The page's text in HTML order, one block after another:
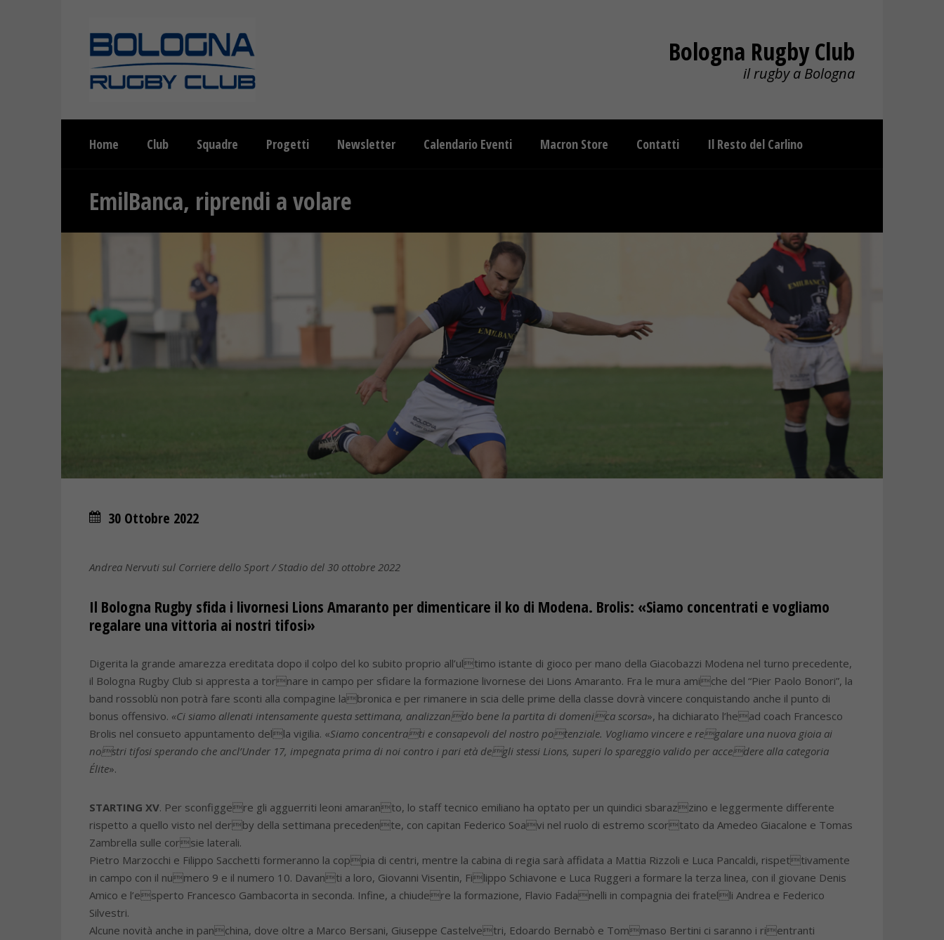
Bologna Rugby Club
il rugby a Bologna
Home Club Squadre Progetti Newsletter Calendario Eventi Macron Store Contatti Il Resto del Carlino
EmilBanca, riprendi a volare
30 Ottobre 2022
Andrea Nervuti sul Corriere dello Sport / Stadio del 30 ottobre 2022
Il Bologna Rugby sfida i livornesi Lions Amaranto per dimenticare il ko di Modena. Brolis: «Siamo concentrati e vogliamo
regalare una vittoria ai nostri tifosi»
Digerita la grande amarezza ereditata dopo il colpo del ko subito proprio all’ultimo istante di gioco per mano della Giacobazzi Modena nel turno precedente,
il Bologna Rugby Club si appresta a tornare in campo per sfidare la formazione livornese dei Lions Amaranto. Fra le mura amiche del “Pier Paolo Bonori”, la
band rossoblù non potrà fare sconti alla compagine labronica e per rimanere in scia delle prime della classe dovrà vincere conquistando anche il punto di
bonus offensivo. «Ci siamo allenati intensamente questa settimana, analizzando bene la partita di domenica scorsa», ha dichiarato l’head coach Francesco
Brolis nel consueto appuntamento della vigilia. «Siamo concentrati e consapevoli del nostro potenziale. Vogliamo vincere e regalare una nuova gioia ai
nostri tifosi sperando che ancl’Under 17, impegnata prima di noi contro i pari età degli stessi Lions, superi lo spareggio valido per accedere alla categoria
Élite».
STARTING XV. Per sconfiggere gli agguerriti leoni amaranto, lo staff tecnico emiliano ha optato per un quindici sbarazzino e leggermente differente
rispetto a quello visto nel derby della settimana precedente, con capitan Federico Soavi nel ruolo di estremo scortato da Amedeo Giacalone e Tomas
Zambrella sulle corsie laterali.
Pietro Marzocchi e Filippo Sacchetti formeranno la coppia di centri, mentre la cabina di regia sarà affidata a Mattia Rizzoli e Luca Pancaldi, rispettivamente
in campo con il numero 9 e il numero 10. Davanti a loro, Giovanni Visentin, Filippo Schiavone e Luca Ruggeri a formare la terza linea, con il giovane Denis
Amico e l’esperto Francesco Gambacorta in seconda. Infine, a chiudere la formazione, Flavio Fadanelli in compagnia dei fratelli Andrea e Federico
Silvestri.
Alcune novità anche in panchina, dove oltre a Marco Bersani, Giuseppe Castelvetri, Edoardo Bernabò e Tommaso Bertini ci saranno i rientranti